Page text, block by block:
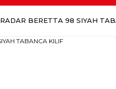
RADAR BERETTA 98 SIYAH